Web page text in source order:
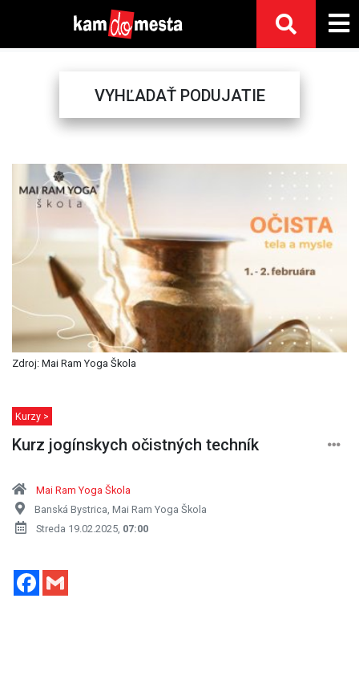
VYHĽADAŤ PODUJATIE
Zdroj: Mai Ram Yoga Škola
Kurzy >
Kurz jogínskych očistných techník
Mai Ram Yoga Škola
Banská Bystrica, Mai Ram Yoga Škola
Streda 19.02.2025, 07:00
Facebook